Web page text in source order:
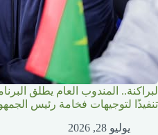
لبراكنة.. المندوب العام يطلق
تنفيذًا لتوجيهات فخامة رئيس
يوليو 28, 2026